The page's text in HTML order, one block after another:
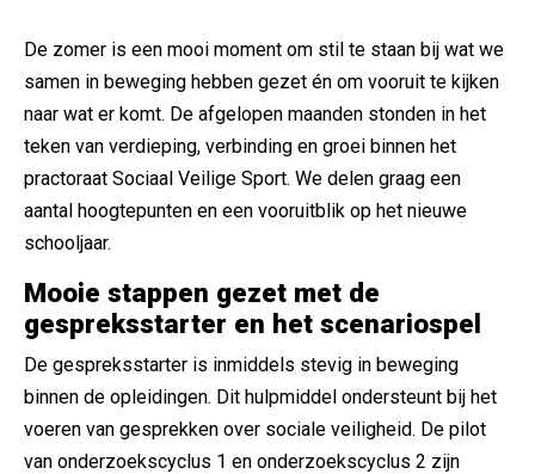
De zomer is een mooi moment om stil te staan bij wat we
samen in beweging hebben gezet én om vooruit te kijken
naar wat er komt. De afgelopen maanden stonden in het
teken van verdieping, verbinding en groei binnen het
practoraat Sociaal Veilige Sport. We delen graag een
aantal hoogtepunten en een vooruitblik op het nieuwe
schooljaar.
Mooie stappen gezet met de
gespreksstarter en het scenariospel
De gespreksstarter is inmiddels stevig in beweging
binnen de opleidingen. Dit hulpmiddel ondersteunt bij het
voeren van gesprekken over sociale veiligheid. De pilot
van onderzoekscyclus 1 en onderzoekscyclus 2 zijn